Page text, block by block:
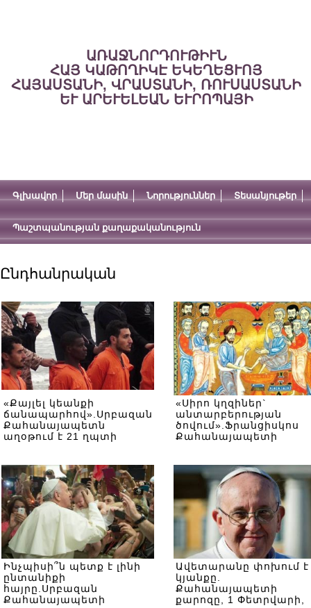
ԱՌԱՋՆՈՐԴՈՒԹԻՒՆ
ՀԱՅ ԿԱԹՈՂԻԿԷ ԵԿԵՂԵՑՒՈՅ
ՀԱՅԱՍՏԱՆԻ, ՎՐԱՍՏԱՆԻ, ՌՈՒՍԱՍՏԱՆԻ
ԵՒ ԱՐԵՒԵԼԵԱՆ ԵՒՐՈՊԱՅԻ
Գլխավոր Մեր մասին Նորություններ Տեսանյութեր
Պաշտպանության քաղաքականություն
Ընդհանրական
«Քայլել կեանքի
ճանապարհով».Սրբազան
Քահանայապետն
աղօթում է 21 ղպտի
«Սիրո կղզիներ`
անտարբերության
ծովում».Ֆրանցիսկոս
Քահանայապետի
Ինչպիսի՞ն պետք է լինի
ընտանիքի
հայրը.Սրբազան
Քահանայապետի
Ավետարանը փոխում է
կյանքը.
Քահանայապետի
քարոզը, 1 Փետրվարի,